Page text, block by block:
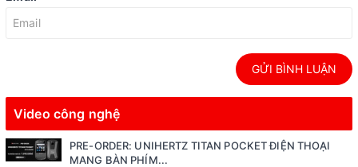
GỬI BÌNH LUẬN
Video công nghệ
PRE-ORDER: UNIHERTZ TITAN POCKET ĐIỆN THOẠI
MANG BÀN PHÍM...